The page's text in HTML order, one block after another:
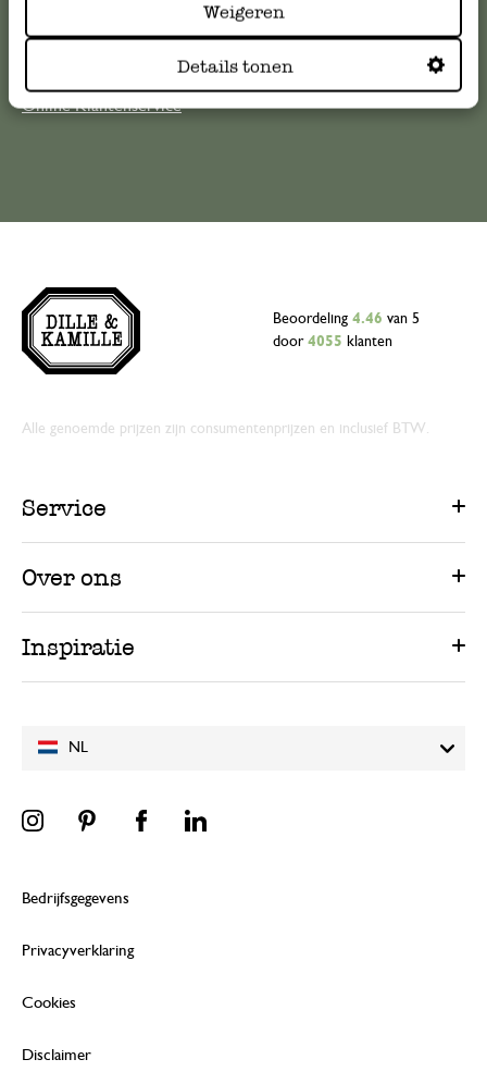
Weigeren
Details tonen
klantenservice@dille-kamille.com
Online Klantenservice
NL
Beoordeling 4.46 van 5
door 4055 klanten
Alle genoemde prijzen zijn consumentenprijzen en inclusief BTW.
Service
Over ons
Inspiratie
Bedrijfsgegevens
Privacyverklaring
Cookies
Disclaimer